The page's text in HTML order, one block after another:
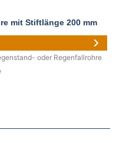
mit Stiftlänge 200 mm
oder Regenfallrohre